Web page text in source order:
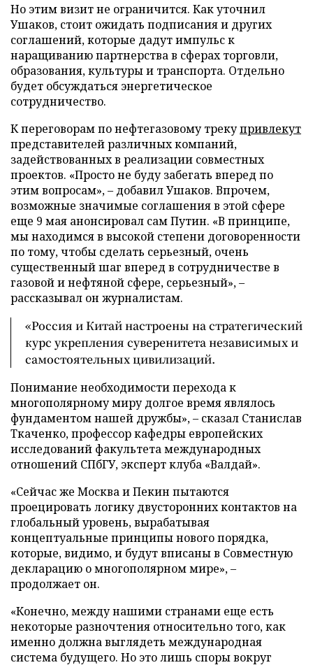
Но этим визит не ограничится. Как уточнил
Ушаков, стоит ожидать подписания и других
соглашений, которые дадут импульс к
наращиванию партнерства в сферах торговли,
образования, культуры и транспорта. Отдельно
будет обсуждаться энергетическое
сотрудничество.
К переговорам по нефтегазовому трекупривлекут
представителей различных компаний,
задействованных в реализации совместных
проектов. «Просто не буду забегать вперед по
этим вопросам», – добавил Ушаков. Впрочем,
возможные значимые соглашения в этой сфере
еще 9 мая анонсировал сам Путин. «В принципе,
мы находимся в высокой степени договоренности
по тому, чтобы сделать серьезный, очень
существенный шаг вперед в сотрудничестве в
газовой и нефтяной сфере, серьезный», –
рассказывал он журналистам.
«Россия и Китай настроены на стратегический
курс укрепления суверенитета независимых и
самостоятельных цивилизаций.
Понимание необходимости перехода к
многополярному миру долгое время являлось
фундаментом нашей дружбы», – сказал Станислав
Ткаченко, профессор кафедры европейских
исследований факультета международных
отношений СПбГУ, эксперт клуба «Валдай».
«Сейчас же Москва и Пекин пытаются
проецировать логику двусторонних контактов на
глобальный уровень, вырабатывая
концептуальные принципы нового порядка,
которые, видимо, и будут вписаны в Совместную
декларацию о многополярном мире», –
продолжает он.
«Конечно, между нашими странами еще есть
некоторые разночтения относительно того, как
именно должна выглядеть международная
система будущего. Но это лишь споры вокруг